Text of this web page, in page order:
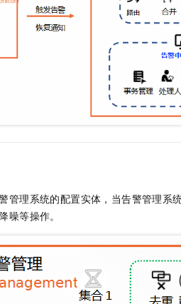
管理系统的配置实体，当告警管理系
噪等操作。